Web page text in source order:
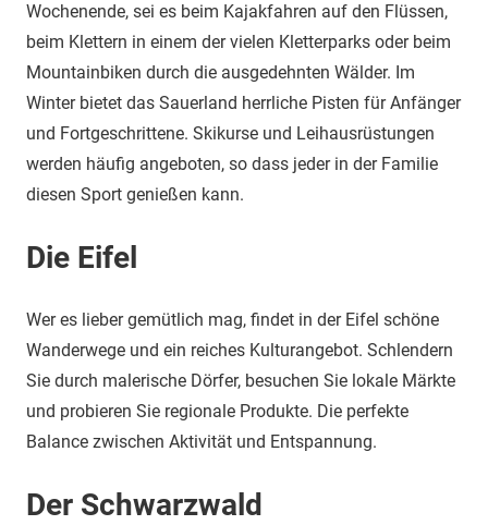
Wochenende, sei es beim Kajakfahren auf den Flüssen,
beim Klettern in einem der vielen Kletterparks oder beim
Mountainbiken durch die ausgedehnten Wälder. Im
Winter bietet das Sauerland herrliche Pisten für Anfänger
und Fortgeschrittene. Skikurse und Leihausrüstungen
werden häufig angeboten, so dass jeder in der Familie
diesen Sport genießen kann.
Die Eifel
Wer es lieber gemütlich mag, findet in der Eifel schöne
Wanderwege und ein reiches Kulturangebot. Schlendern
Sie durch malerische Dörfer, besuchen Sie lokale Märkte
und probieren Sie regionale Produkte. Die perfekte
Balance zwischen Aktivität und Entspannung.
Der Schwarzwald